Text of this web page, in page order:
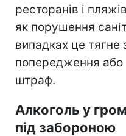
ресторанів і
як порушення
випадках це тягне
попередження або
штраф.
Алкоголь у
під забороною